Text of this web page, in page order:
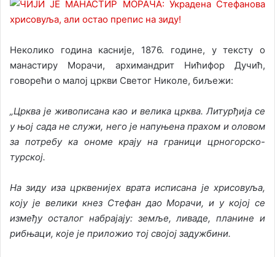
Неколико година касније, 1876. године, у тексту о
манастиру Морачи, архимандрит Нићифор Дучић,
говорећи о малој цркви Светог Николе, биљежи:
„Црква је живописана као и велика црква. Литурђија се
у њој сада не служи, него је напуњена прахом и оловом
за потребу ка ономе крају на граници црногорско-
турској.
На зиду иза црквенијех врата исписана је хрисовуља,
коју је велики кнез Стефан дао Морачи, и у којој се
између осталог набрајају: земље, ливаде, планине и
рибњаци, које је приложио тој својој задужбини.